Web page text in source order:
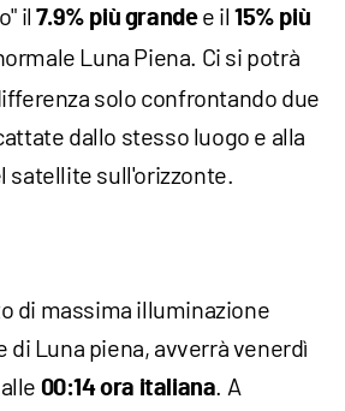
il7.9% più grandee il15% più
Luna Piena. Ci si potrà
solo confrontando due
dallo stesso luogo e alla
satellite sull'orizzonte.
di massima illuminazione
di Luna piena, avverrà venerdì
00:14 ora italiana. A